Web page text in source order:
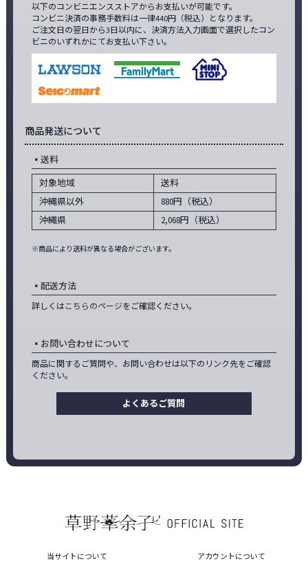
以下のコンビニエンスストアからお支払いが可能です。
コンビニ決済の事務手数料は一律440円（税込）となります。
ご注文日の翌日から3日以内に、決済方法入力画面で選択したコン
ビニのいずれかにてお支払い下さい。
商品発送について
送料
対象地域
送料
沖縄県以外
880円（税込）
沖縄県
2,068円（税込）
※商品により送料が異なる場合がございます。
配送方法
詳しくはこちらのページをご確認ください。
お問い合わせについて
商品に関するご質問や、お問い合わせは以下のリンク先をご確認
ください。
よくあるご質問
当サイトについて アカウントについて